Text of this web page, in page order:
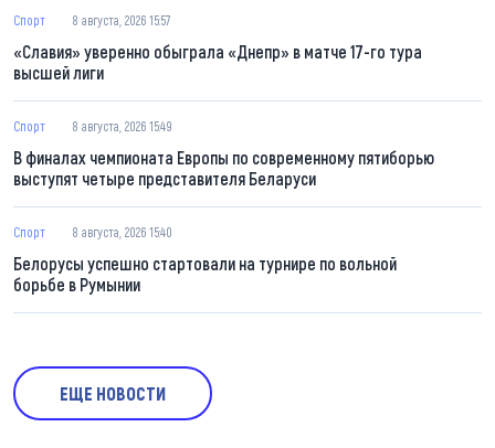
Спорт 8 августа, 2026 15:57
«Славия» уверенно обыграла «Днепр» в матче 17-го тура
высшей лиги
Спорт 8 августа, 2026 15:49
В финалах чемпионата Европы по современному пятиборью
выступят четыре представителя Беларуси
Спорт 8 августа, 2026 15:40
Белорусы успешно стартовали на турнире по вольной
борьбе в Румынии
ЕЩЕ НОВОСТИ